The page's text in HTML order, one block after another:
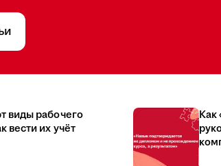
виды рабочего
вести их учёт
Как